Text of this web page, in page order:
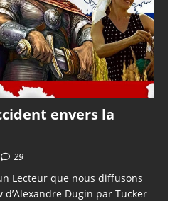
envers la
29
Lecteur que nous diffusons
d’Alexandre Dugin par Tucker